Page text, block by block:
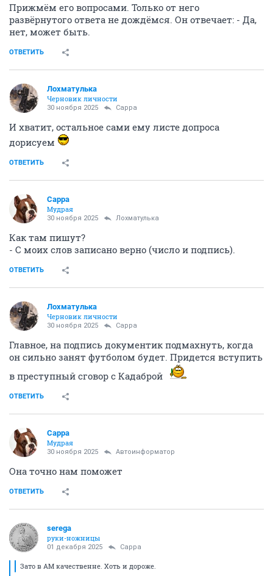
Прижмём его вопросами. Только от него
развёрнутого ответа не дождёмся. Он отвечает: - Да,
нет, может быть.
ОТВЕТИТЬ
Лохматулька
Черновик личности
30 ноября 2025 Сарра
И хватит, остальное сами ему листе допроса
дорисуем
ОТВЕТИТЬ
Сарра
Мудрая
30 ноября 2025 Лохматулька
Как там пишут?
- С моих слов записано верно (число и подпись).
ОТВЕТИТЬ
Лохматулька
Черновик личности
30 ноября 2025 Сарра
Главное, на подпись документик подмахнуть, когда
он сильно занят футболом будет. Придется вступить
в преступный сговор с Кадаброй
ОТВЕТИТЬ
Сарра
Мудрая
30 ноября 2025 Автоинформатор
Она точно нам поможет
ОТВЕТИТЬ
serega
руки-ножницы
01 декабря 2025 Сарра
Зато в АМ качественне. Хоть и дороже.